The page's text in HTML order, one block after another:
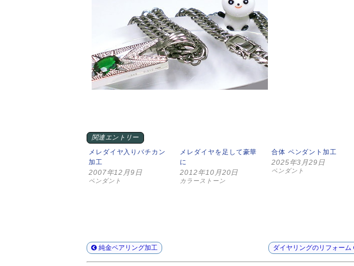
関連エントリー
メレダイヤ入りバチカン
加工
2007年12月9日
ペンダント
メレダイヤを足して豪華
に
2012年10月20日
カラーストーン
合体 ペンダント加工
2025年3月29日
ペンダント
純金ペアリング加工 ダイヤリングのリフォーム